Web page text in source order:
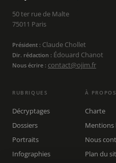
50 ter rue de Malte
75011 Paris
Président : Claude Chollet
Dir. rédaction : Édouard Chanot
Nous écrire : contact@ojim.fr
RUBRIQUES
Décryptages
Dossiers
Portraits
Infographies
À PROPOS
Charte
Mentions
Nous
Plan du